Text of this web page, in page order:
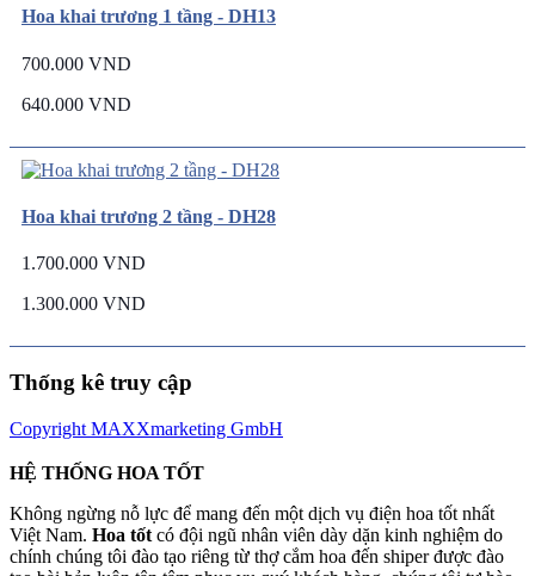
Hoa khai trương 1 tầng - DH13
700.000 VND
640.000 VND
Hoa khai trương 2 tầng - DH28
1.700.000 VND
1.300.000 VND
Thống kê truy cập
Copyright MAXXmarketing GmbH
HỆ THỐNG HOA TỐT
Không ngừng nỗ lực để mang đến một dịch vụ điện hoa tốt nhất
Việt Nam. Hoa tốt có đội ngũ nhân viên dày dặn kinh nghiệm do
chính chúng tôi đào tạo riêng từ thợ cắm hoa đến shiper được đào